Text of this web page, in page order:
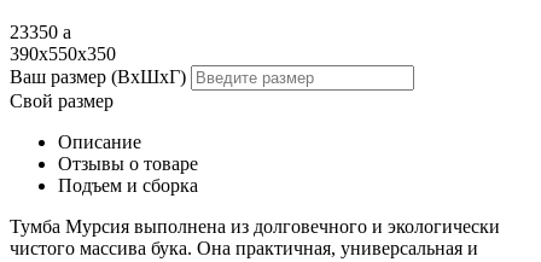
23350 a
390x550x350
Ваш размер (ВхШхГ)
Свой размер
Описание
Отзывы о товаре
Подъем и сборка
Тумба Мурсия выполнена из долговечного и экологически
чистого массива бука. Она практичная, универсальная и